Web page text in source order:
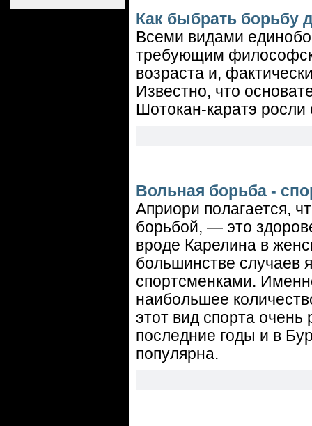
Как быбрать борьбу
Всеми видами
требующим
возраста и,
Известно, что
Шотокан-каратэ
Вольная борьба -
Априори полагается,
борьбой, — это
вроде Карелина в
большинстве случаев
спортсменками.
наибольшее
этот вид спорта очень
последние годы и в
популярна.